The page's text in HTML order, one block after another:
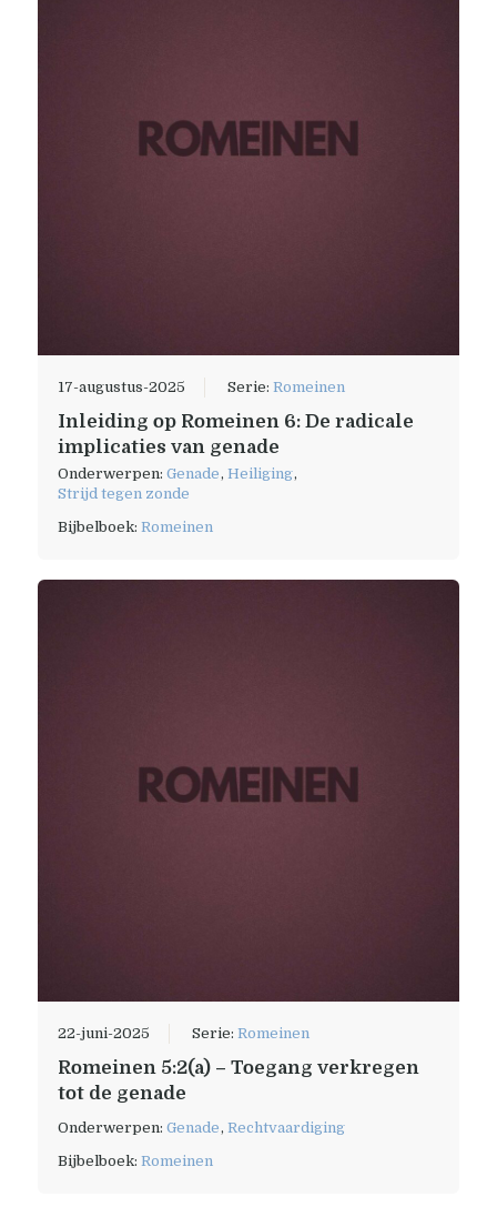
17-augustus-2025 Serie: Romeinen
Inleiding op Romeinen 6: De radicale
implicaties van genade
Onderwerpen: Genade, Heiliging,
Strijd tegen zonde
Bijbelboek: Romeinen
22-juni-2025 Serie: Romeinen
Romeinen 5:2(a) – Toegang verkregen
tot de genade
Onderwerpen: Genade , Rechtvaardiging
Bijbelboek: Romeinen